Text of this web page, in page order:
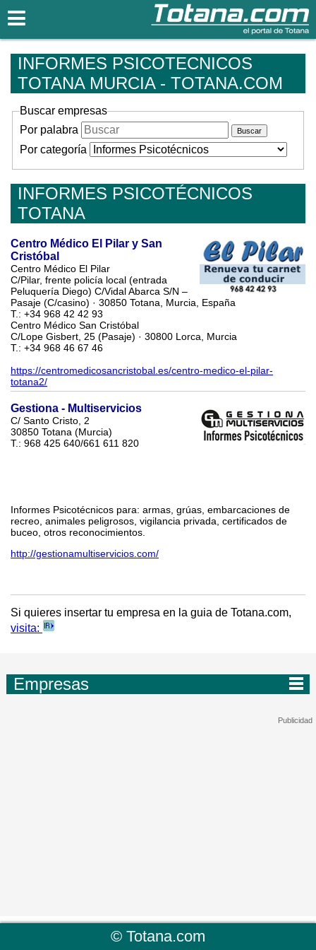
INFORMES PSICOTECNICOS
TOTANA MURCIA - TOTANA.COM
Buscar empresas
Por palabra
Por categoría
INFORMES PSICOTÉCNICOS
TOTANA
Centro Médico El Pilar y San
Cristóbal
Centro Médico El Pilar
C/Pilar, frente policía local (entrada
Peluquería Diego) C/Vidal Abarca S/N –
Pasaje (C/casino) · 30850 Totana, Murcia, España
T.: +34 968 42 42 93
Centro Médico San Cristóbal
C/Lope Gisbert, 25 (Pasaje) · 30800 Lorca, Murcia
T.: +34 968 46 67 46
https://centromedicosancristobal.es/centro-medico-el-pilar-
totana2/
Gestiona - Multiservicios
C/ Santo Cristo, 2
30850 Totana (Murcia)
T.: 968 425 640/661 611 820
Informes Psicotécnicos para: armas, grúas, embarcaciones de
recreo, animales peligrosos, vigilancia privada, certificados de
buceo, otros reconocimientos.
http://gestionamultiservicios.com/
Si quieres insertar tu empresa en la guia de Totana.com,
visita:
Empresas
© Totana.com